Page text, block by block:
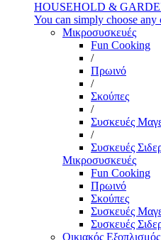
HOUSEHOLD &
You can simply choose
Μικροσυσκευές
Fun Cooking
/
Πρωινό
/
Σκούπες
/
Συσκευές
/
Συσκευές
Μικροσυσκευές
Fun Cooking
Πρωινό
Σκούπες
Συσκευές
Συσκευές
Οικιακός Εξοπλισμός